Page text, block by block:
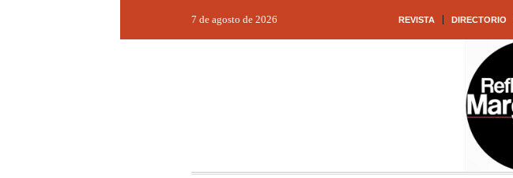
REVISTA DIRECTORIO
7 de agosto de 2026